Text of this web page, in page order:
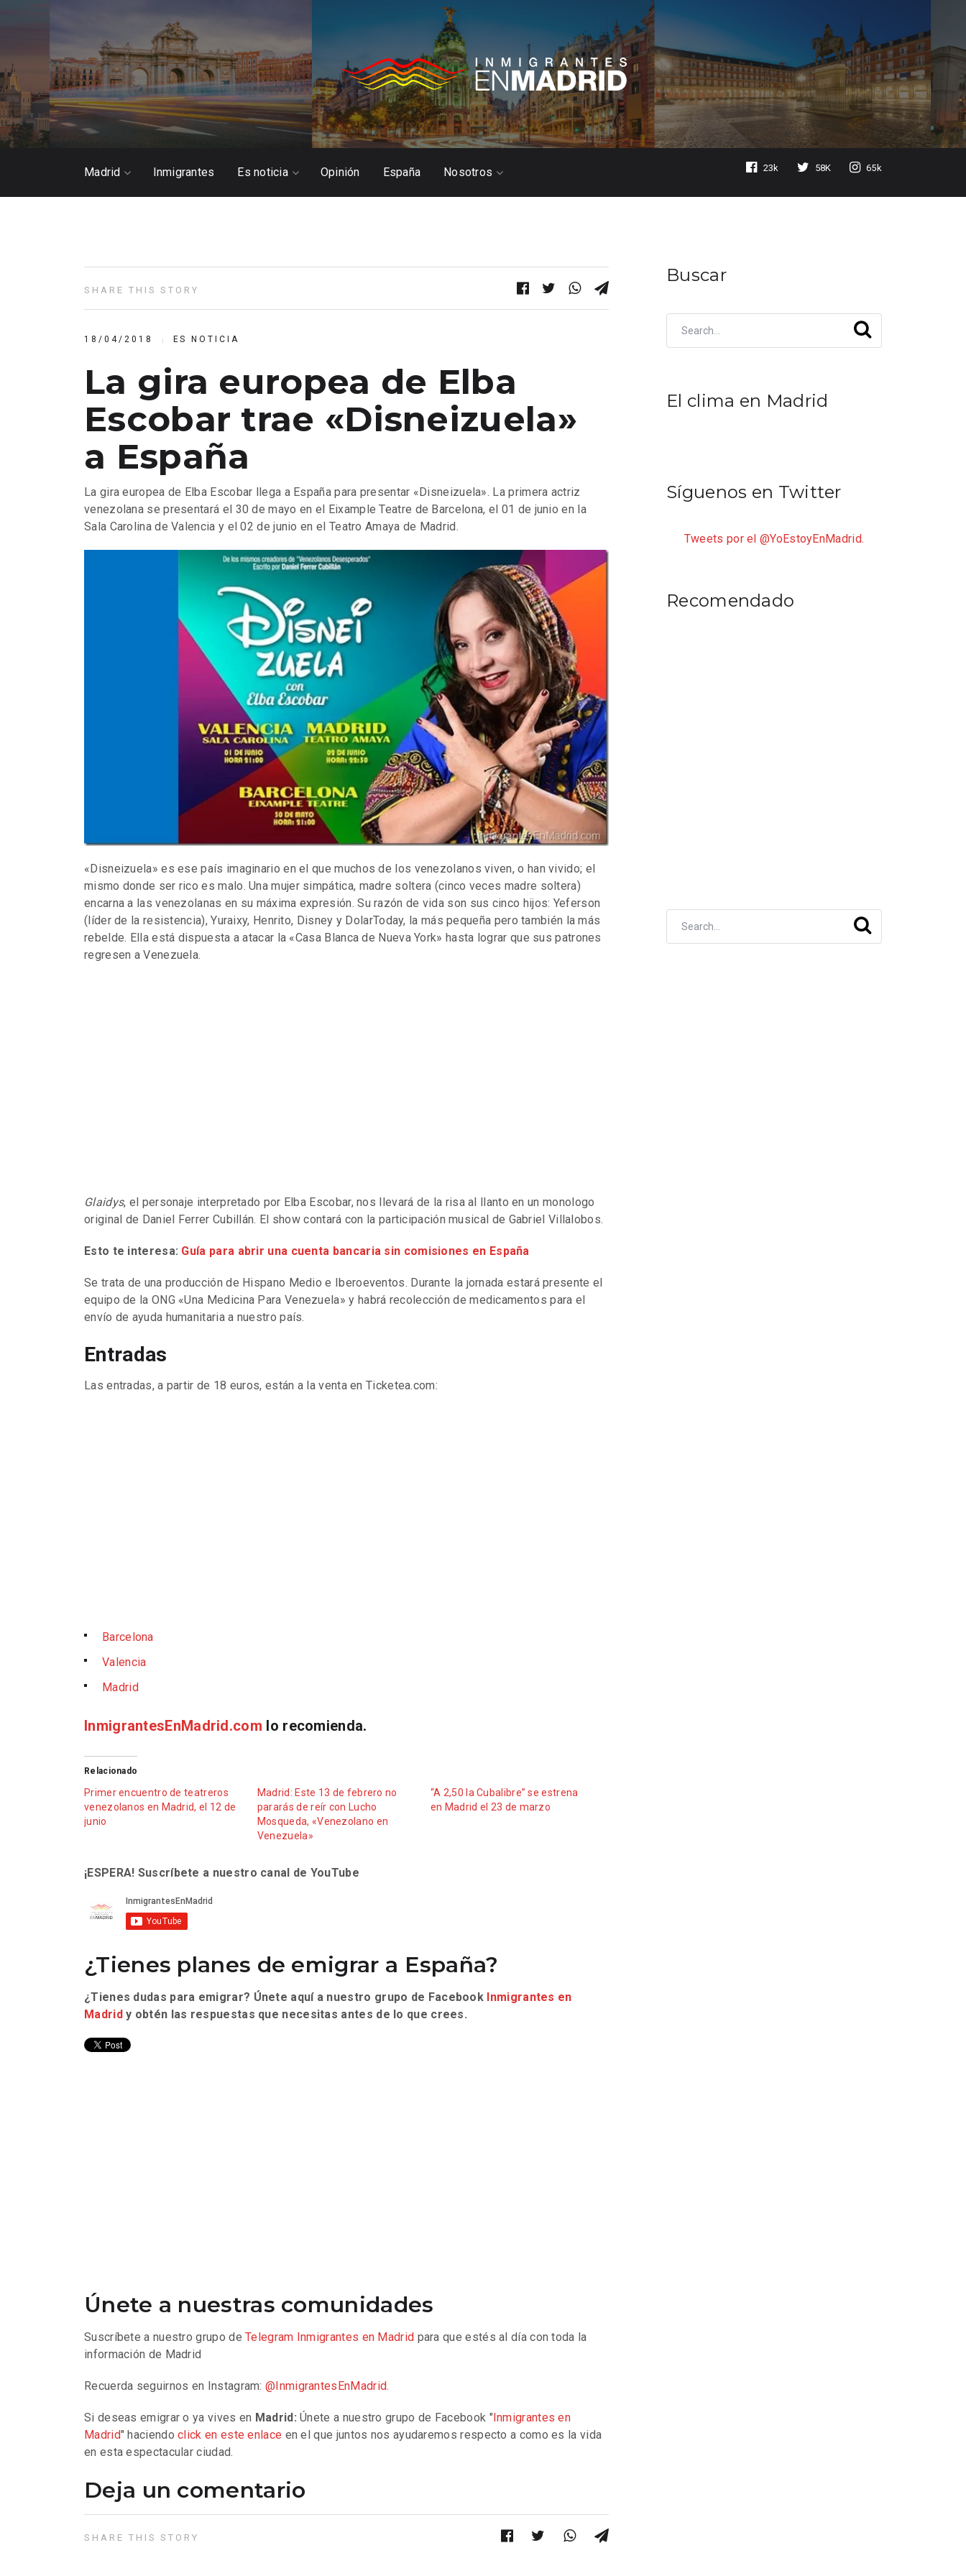
Madrid Inmigrantes Es noticia Opinión España Nosotros 23k 58K 65k
SHARE THIS STORY
18/04/2018 ES NOTICIA
La gira europea de Elba
Escobar trae «Disneizuela»
a España
La gira europea de Elba Escobar llega a España para presentar «Disneizuela». La primera actriz
venezolana se presentará el 30 de mayo en el Eixample Teatre de Barcelona, el 01 de junio en la
Sala Carolina de Valencia y el 02 de junio en el Teatro Amaya de Madrid.
«Disneizuela» es ese país imaginario en el que muchos de los venezolanos viven, o han vivido; el
mismo donde ser rico es malo. Una mujer simpática, madre soltera (cinco veces madre soltera)
encarna a las venezolanas en su máxima expresión. Su razón de vida son sus cinco hijos: Yeferson
(líder de la resistencia), Yuraixy, Henrito, Disney y DolarToday, la más pequeña pero también la más
rebelde. Ella está dispuesta a atacar la «Casa Blanca de Nueva York» hasta lograr que sus patrones
regresen a Venezuela.
Glaidys, el personaje interpretado por Elba Escobar, nos llevará de la risa al llanto en un monologo
original de Daniel Ferrer Cubillán. El show contará con la participación musical de Gabriel Villalobos.
Esto te interesa: Guía para abrir una cuenta bancaria sin comisiones en España
Se trata de una producción de Hispano Medio e Iberoeventos. Durante la jornada estará presente el
equipo de la ONG «Una Medicina Para Venezuela» y habrá recolección de medicamentos para el
envío de ayuda humanitaria a nuestro país.
Entradas
Las entradas, a partir de 18 euros, están a la venta en Ticketea.com:
Barcelona
Valencia
Madrid
InmigrantesEnMadrid.com lo recomienda.
Relacionado
Primer encuentro de teatreros
venezolanos en Madrid, el 12 de
junio
Madrid: Este 13 de febrero no
pararás de reír con Lucho
Mosqueda, «Venezolano en
Venezuela»
“A 2,50 la Cubalibre” se estrena
en Madrid el 23 de marzo
¡ESPERA! Suscríbete a nuestro canal de YouTube
¿Tienes planes de emigrar a España?
¿Tienes dudas para emigrar? Únete aquí a nuestro grupo de Facebook Inmigrantes en
Madridy obtén las respuestas que necesitas antes de lo que crees.
Únete a nuestras comunidades
Suscríbete a nuestro grupo deTelegram Inmigrantes en Madrid para que estés al día con toda la
información de Madrid
Recuerda seguirnos en Instagram:@InmigrantesEnMadrid.
Si deseas emigrar o ya vives en Madrid:Únete a nuestro grupo de Facebook "Inmigrantes en
Madrid" haciendoclick en este enlace en el que juntos nos ayudaremos respecto a como es la vida
en esta espectacular ciudad.
Deja un comentario
SHARE THIS STORY
Buscar
El clima en Madrid
Síguenos en Twitter
Tweets por el @YoEstoyEnMadrid.
Recomendado